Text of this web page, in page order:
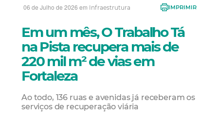
06 de Julho de 2026 em Infraestrutura IMPRIMIR
Em um mês, O Trabalho Tá
na Pista recupera mais de
220 mil m² de vias em
Fortaleza
Ao todo, 136 ruas e avenidas já receberam os
serviços de recuperação viária